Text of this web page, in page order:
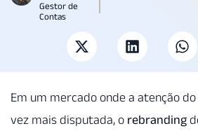
Gestor de
Contas
Em um mercado onde a atenção
vez mais disputada, o rebranding